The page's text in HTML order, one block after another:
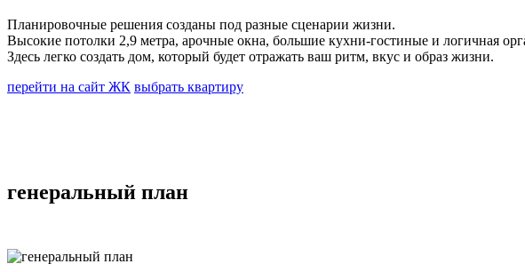
Планировочные решения созданы под разные сценарии жизни.
Высокие потолки 2,9 метра, арочные окна, большие кухни-гостиные и логичная
Здесь легко создать дом, который будет отражать ваш ритм, вкус и образ жизни.
перейти на сайт ЖК выбрать квартиру
генеральный план